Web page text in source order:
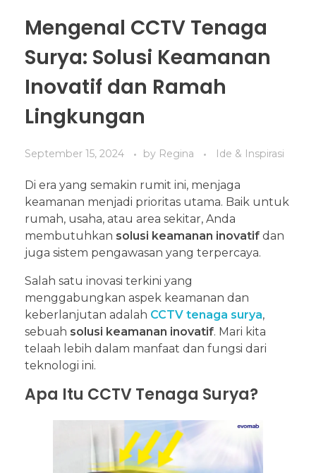
Mengenal CCTV Tenaga
Surya: Solusi Keamanan
Inovatif dan Ramah
Lingkungan
September 15, 2024 by Regina Ide & Inspirasi
Di era yang semakin rumit ini, menjaga
keamanan menjadi prioritas utama. Baik untuk
rumah, usaha, atau area sekitar, Anda
membutuhkan solusi keamanan inovatif dan
juga sistem pengawasan yang terpercaya.
Salah satu inovasi terkini yang
menggabungkan aspek keamanan dan
keberlanjutan adalah CCTV tenaga surya,
sebuah solusi keamanan inovatif. Mari kita
telaah lebih dalam manfaat dan fungsi dari
teknologi ini.
Apa Itu CCTV Tenaga Surya?